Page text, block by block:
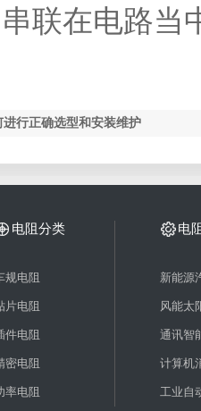
联在电路当
行正确选型和安装维护
电阻分类
规电阻
片电阻
件电阻
密电阻
率电阻
电
新能源
风能太
通讯智
计算机
工业自